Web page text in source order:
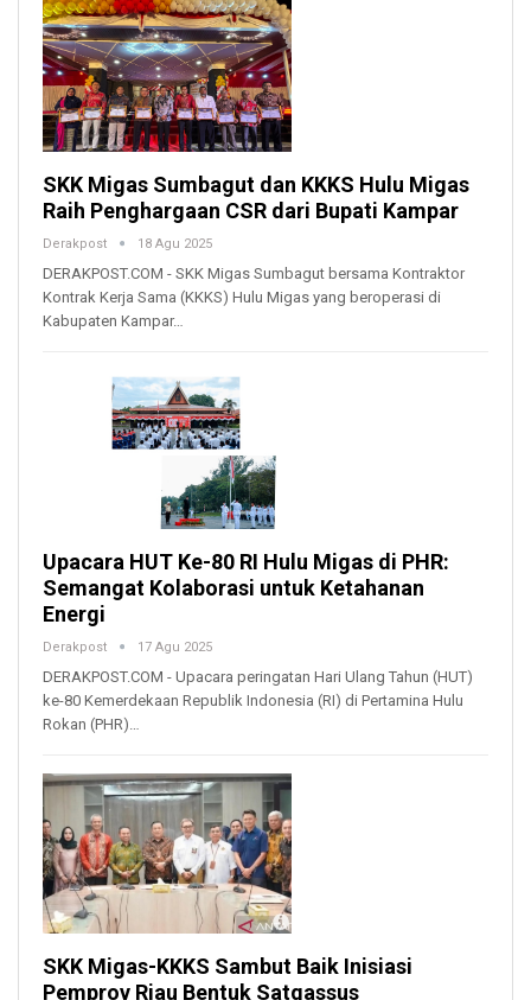
SKK Migas Sumbagut dan KKKS Hulu Migas
Raih Penghargaan CSR dari Bupati Kampar
Derakpost 18 Agu 2025
DERAKPOST.COM - SKK Migas Sumbagut bersama Kontraktor
Kontrak Kerja Sama (KKKS) Hulu Migas yang beroperasi di
Kabupaten Kampar…
Upacara HUT Ke-80 RI Hulu Migas di PHR:
Semangat Kolaborasi untuk Ketahanan
Energi
Derakpost 17 Agu 2025
DERAKPOST.COM - Upacara peringatan Hari Ulang Tahun (HUT)
ke-80 Kemerdekaan Republik Indonesia (RI) di Pertamina Hulu
Rokan (PHR)…
SKK Migas-KKKS Sambut Baik Inisiasi
Pemprov Riau Bentuk Satgassus